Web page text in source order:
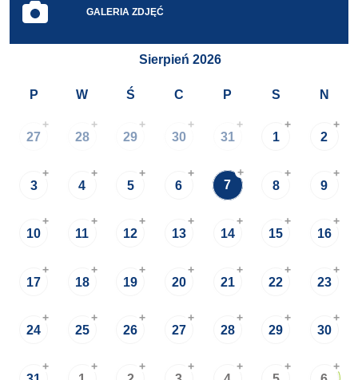
GALERIA ZDJĘĆ
Sierpień 2026
P W Ś C P S N
27
+
28
+
29
+
30
+
31
+
1
+
2
+
3
+
4
+
5
+
6
+
7
+
8
+
9
+
10
+
11
+
12
+
13
+
14
+
15
+
16
+
17
+
18
+
19
+
20
+
21
+
22
+
23
+
24
+
25
+
26
+
27
+
28
+
29
+
30
+
+ + + + + + +